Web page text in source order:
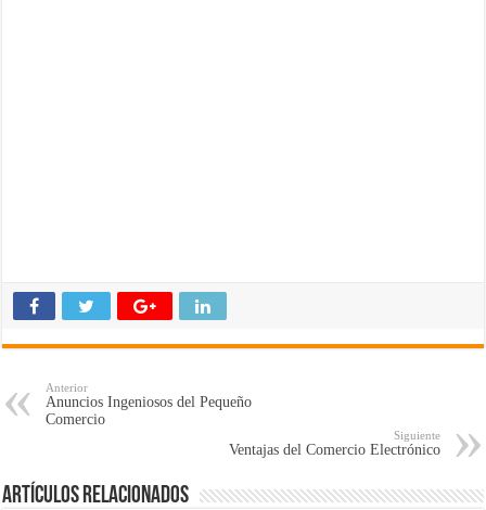
Anterior
Anuncios Ingeniosos del Pequeño
Comercio
Siguiente
Ventajas del Comercio Electrónico
Artículos Relacionados